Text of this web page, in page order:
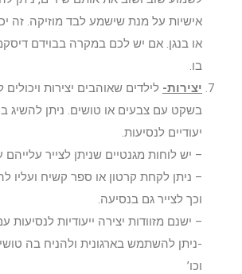
אישיות על מנת שישמע לבד מוזיקה. זה
או בנגן. אם יש לכם במקרה בבוידם
בו.
יצירות- לילדים שאוהבים יצירות
בשקט עם צבעים או טושים. ניתן להשיג
יעודיים לנסיעות.
– יש לוחות מגנטיים שניתן לצייר
– ניתן לקחת קרטון או ספר קשיח ועליו
וכך לצייר גם בנסיעה.
– ישנם מזוודות יצירה ייעודיות לנסיעות
-ניתן להשתמש בארגונית ולהניח בה
וכו’